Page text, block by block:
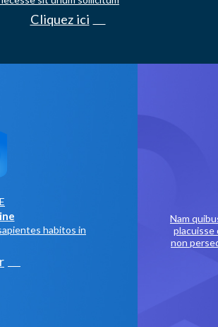
Cliquez ici
habitos in
Nam
placuisse
non